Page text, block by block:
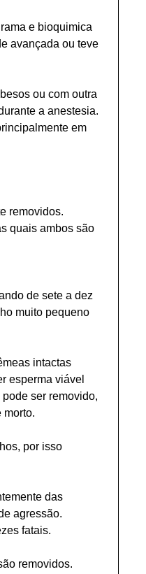
e bioquimica
avançada ou teve
ou com outra
a anestesia.
em
removidos.
quais ambos são
de sete a dez
muito pequeno
intactas
esperma viável
ser removido,
morto.
por isso
das
agressão.
fatais.
removidos.